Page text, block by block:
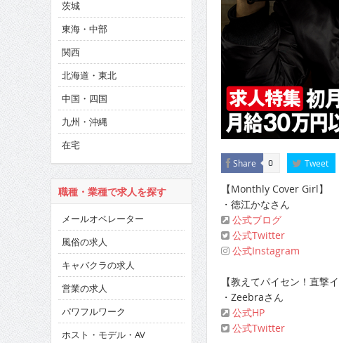
Share 0 Tweet
【Monthly Cover Girl】
・徳江かなさん
公式ブログ
公式Twitter
公式Instagram
【教えてパイセン！直撃
・Zeebraさん
公式HP
公式Twitter
茨城
東海・中部
関西
北海道・東北
中国・四国
九州・沖縄
在宅
職種・業種で求人を探す
メールオペレーター
風俗の求人
キャバクラの求人
営業の求人
パワフルワーク
ホスト・モデル・AV